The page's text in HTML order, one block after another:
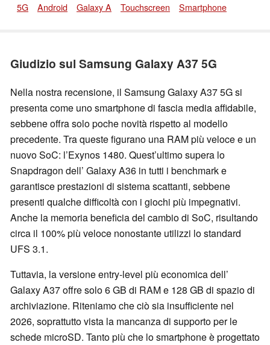
5G Android Galaxy A Touchscreen Smartphone
Giudizio sul Samsung Galaxy A37 5G
Nella nostra recensione, il Samsung Galaxy A37 5G si
presenta come uno smartphone di fascia media affidabile,
sebbene offra solo poche novità rispetto al modello
precedente. Tra queste figurano una RAM più veloce e un
nuovo SoC: l’Exynos 1480. Quest’ultimo supera lo
Snapdragon dell’ Galaxy A36 in tutti i benchmark e
garantisce prestazioni di sistema scattanti, sebbene
presenti qualche difficoltà con i giochi più impegnativi.
Anche la memoria beneficia del cambio di SoC, risultando
circa il 100% più veloce nonostante utilizzi lo standard
UFS 3.1.
Tuttavia, la versione entry-level più economica dell’
Galaxy A37 offre solo 6 GB di RAM e 128 GB di spazio di
archiviazione. Riteniamo che ciò sia insufficiente nel
2026, soprattutto vista la mancanza di supporto per le
schede microSD. Tanto più che lo smartphone è progettato